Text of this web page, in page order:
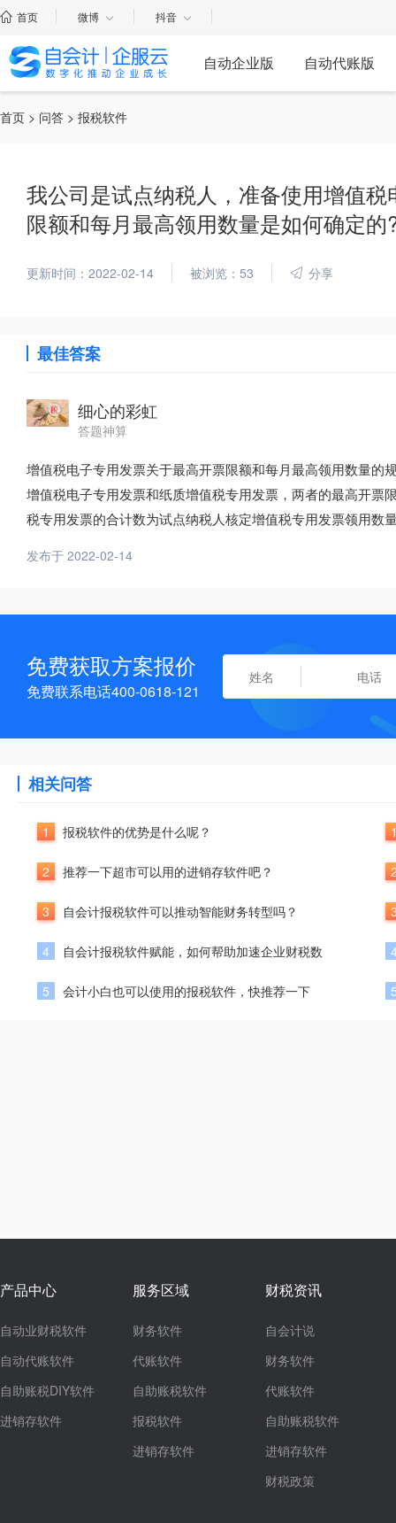
首页 微博 抖音
自动企业版 自动代账版
首页 > 问答 > 报税软件
我公司是试点纳税人，准备使用增值
限额和每月最高领用数量是如何确定的
更新时间：2022-02-14 被浏览：53 分享
最佳答案
细心的彩虹
答题神算
增值税电子专用发票关于最高开票限额和每月最高领用数量
增值税电子专用发票和纸质增值税专用发票，两者的最高开
税专用发票的合计数为试点纳税人核定增值税专用发票领用数
发布于 2022-02-14
免费获取方案报价
免费联系电话400-0618-121
相关问答
1 报税软件的优势是什么呢？
2 推荐一下超市可以用的进销存软件吧？
3 自会计报税软件可以推动智能财务转型吗？
4 自会计报税软件赋能，如何帮助加速企业财税数
5 会计小白也可以使用的报税软件，快推荐一下
产品中心
自动业财税软件
自动代账软件
自助账税DIY软件
进销存软件
服务区域
财务软件
代账软件
自助账税软件
报税软件
进销存软件
财税资讯
自会计说
财务软件
代账软件
自助账税软件
进销存软件
财税政策